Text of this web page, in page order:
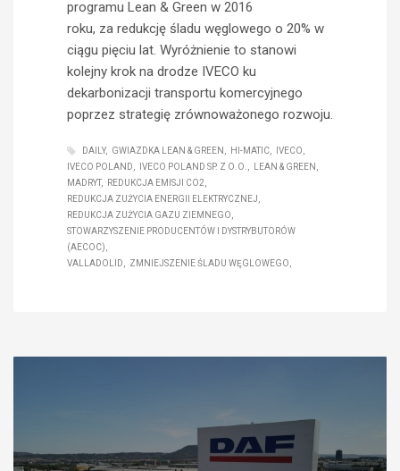
programu Lean & Green w 2016
roku, za redukcję śladu węglowego o 20% w
ciągu pięciu lat. Wyróżnienie to stanowi
kolejny krok na drodze IVECO ku
dekarbonizacji transportu komercyjnego
poprzez strategię zrównoważonego rozwoju.
DAILY GWIAZDKA LEAN & GREEN HI-MATIC
IVECO
IVECO POLAND
IVECO POLAND SP. Z O.O.
LEAN & GREEN
MADRYT
REDUKCJA EMISJI CO2
REDUKCJA ZUŻYCIA ENERGII ELEKTRYCZNEJ
REDUKCJA ZUŻYCIA GAZU ZIEMNEGO
STOWARZYSZENIE PRODUCENTÓW I DYSTRYBUTORÓW
(AECOC)
VALLADOLID
ZMNIEJSZENIE ŚLADU WĘGLOWEGO